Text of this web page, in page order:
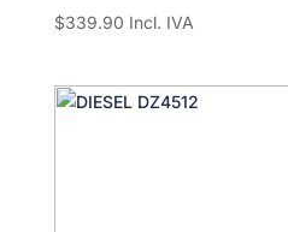
$339.90 Incl. IVA